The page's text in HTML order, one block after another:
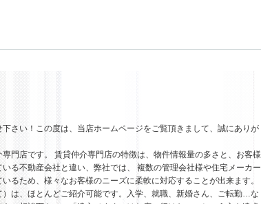
さい！この度は、当店ホームページをご覧頂きまして、誠にありが
門店です。 賃貸仲介専門店の特徴は、物件情報量の多さと、お客様
る不動産会社と違い、弊社では、 複数の管理会社様や住宅メーカー
るため、様々なお客様のニーズに柔軟に対応することが出来ます。
は、ほとんどご紹介可能です。入学、就職、新婚さん、ご転勤…な